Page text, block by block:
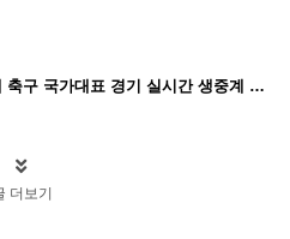
한국 요르단 중계 축구 국가대표 경기 실시간 생중계 라이브 무료 시청
더보기